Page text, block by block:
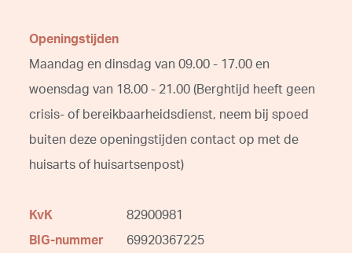
Openingstijden
Maandag en dinsdag van 09.00 - 17.00 en
woensdag van 18.00 - 21.00 (Berghtijd heeft geen
crisis- of bereikbaarheidsdienst, neem bij spoed
buiten deze openingstijden contact op met de
huisarts of huisartsenpost)
KvK
82900981
BIG-nummer
69920367225